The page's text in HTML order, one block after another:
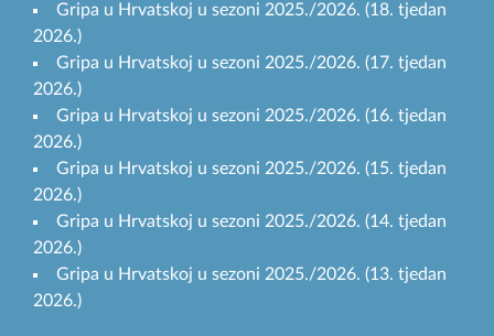
Gripa u Hrvatskoj u sezoni 2025./2026. (18. tjedan
2026.)
Gripa u Hrvatskoj u sezoni 2025./2026. (17. tjedan
2026.)
Gripa u Hrvatskoj u sezoni 2025./2026. (16. tjedan
2026.)
Gripa u Hrvatskoj u sezoni 2025./2026. (15. tjedan
2026.)
Gripa u Hrvatskoj u sezoni 2025./2026. (14. tjedan
2026.)
Gripa u Hrvatskoj u sezoni 2025./2026. (13. tjedan
2026.)